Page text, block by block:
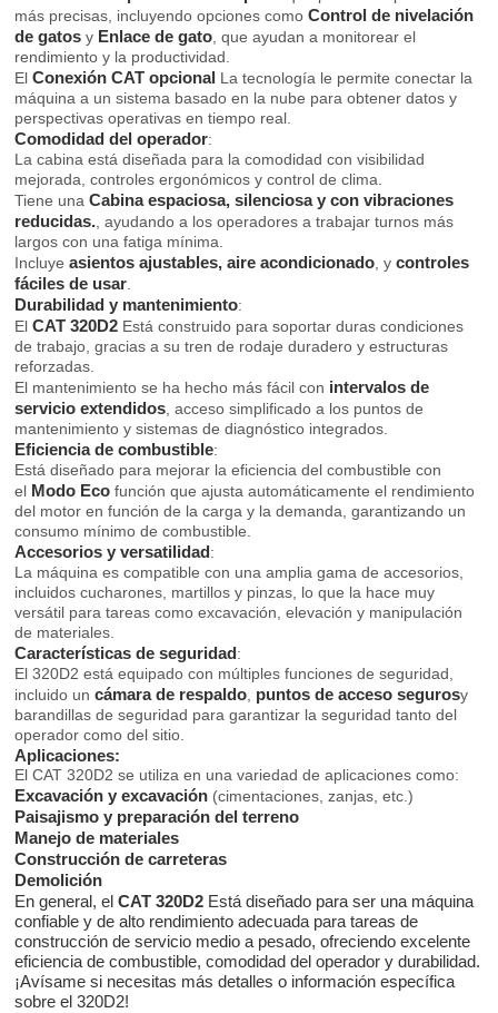
más precisas, incluyendo opciones comoControl de nivelación
de gatos y Enlace de gato, que ayudan a monitorear el
rendimiento y la productividad.
ElConexión CAT opcional La tecnología le permite conectar la
máquina a un sistema basado en la nube para obtener datos y
perspectivas operativas en tiempo real.
Comodidad del operador:
La cabina está diseñada para la comodidad con visibilidad
mejorada, controles ergonómicos y control de clima.
Tiene unaCabina espaciosa, silenciosa y con vibraciones
reducidas., ayudando a los operadores a trabajar turnos más
largos con una fatiga mínima.
Incluyeasientos ajustables, aire acondicionado, ycontroles
fáciles de usar.
Durabilidad y mantenimiento:
ElCAT 320D2 Está construido para soportar duras condiciones
de trabajo, gracias a su tren de rodaje duradero y estructuras
reforzadas.
El mantenimiento se ha hecho más fácil con intervalos de
servicio extendidos, acceso simplificado a los puntos de
mantenimiento y sistemas de diagnóstico integrados.
Eficiencia de combustible:
Está diseñado para mejorar la eficiencia del combustible con
el Modo Eco función que ajusta automáticamente el rendimiento
del motor en función de la carga y la demanda, garantizando un
consumo mínimo de combustible.
Accesorios y versatilidad:
La máquina es compatible con una amplia gama de accesorios,
incluidos cucharones, martillos y pinzas, lo que la hace muy
versátil para tareas como excavación, elevación y manipulación
de materiales.
Características de seguridad:
El 320D2 está equipado con múltiples funciones de seguridad,
incluido uncámara de respaldo, puntos de acceso segurosy
barandillas de seguridad para garantizar la seguridad tanto del
operador como del sitio.
Aplicaciones:
El CAT 320D2 se utiliza en una variedad de aplicaciones como:
Excavación y excavación (cimentaciones, zanjas, etc.)
Paisajismo y preparación del terreno
Manejo de materiales
Construcción de carreteras
Demolición
En general, elCAT 320D2 Está diseñado para ser una máquina
confiable y de alto rendimiento adecuada para tareas de
construcción de servicio medio a pesado, ofreciendo excelente
eficiencia de combustible, comodidad del operador y durabilidad.
¡Avísame si necesitas más detalles o información específica
sobre el 320D2!